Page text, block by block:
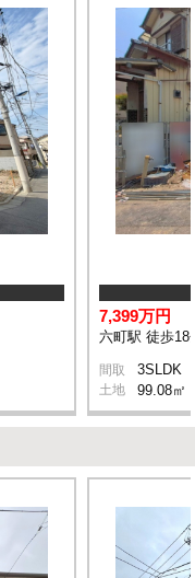
7,399万円
六町駅 徒歩18
間取 3SLDK
土地 99.08㎡